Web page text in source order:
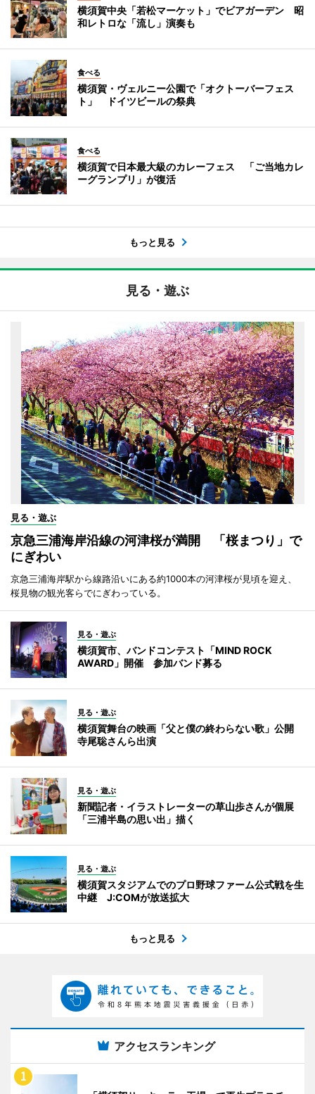
横須賀中央「若松マーケット」でビアガーデン 昭
和レトロな「流し」演奏も
食べる
横須賀・ヴェルニー公園で「オクトーバーフェス
ト」 ドイツビールの祭典
食べる
横須賀で日本最大級のカレーフェス 「ご当地カレ
ーグランプリ」が復活
もっと見る
見る・遊ぶ
見る・遊ぶ
京急三浦海岸沿線の河津桜が満開 「桜まつり」で
にぎわい
京急三浦海岸駅から線路沿いにある約1000本の河津桜が見頃を迎え、
桜見物の観光客らでにぎわっている。
見る・遊ぶ
横須賀市、バンドコンテスト「MIND ROCK
AWARD」開催 参加バンド募る
見る・遊ぶ
横須賀舞台の映画「父と僕の終わらない歌」公開
寺尾聡さんら出演
見る・遊ぶ
新聞記者・イラストレーターの草山歩さんが個展
「三浦半島の思い出」描く
見る・遊ぶ
横須賀スタジアムでのプロ野球ファーム公式戦を生
中継 J:COMが放送拡大
もっと見る
アクセスランキング